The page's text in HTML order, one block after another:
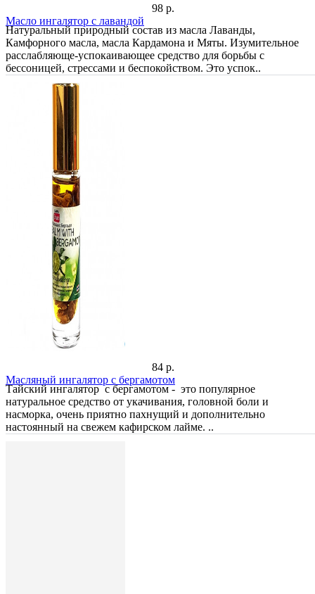
98 р.
Масло ингалятор с лавандой
Натуральный природный состав из масла Лаванды,
Камфорного масла, масла Кардамона и Мяты. Изумительное
расслабляюще-успокаивающее средство для борьбы с
бессоницей, стрессами и беспокойством. Это успок..
84 р.
Масляный ингалятор с бергамотом
Тайский ингалятор с бергамотом - это популярное
натуральное средство от укачивания, головной боли и
насморка, очень приятно пахнущий и дополнительно
настоянный на свежем кафирском лайме. ..